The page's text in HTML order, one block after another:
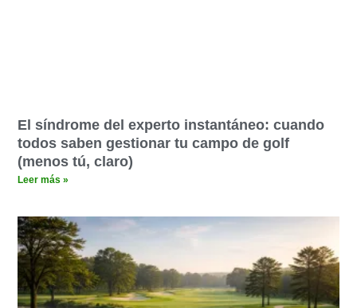
El síndrome del experto instantáneo: cuando
todos saben gestionar tu campo de golf
(menos tú, claro)
Leer más »